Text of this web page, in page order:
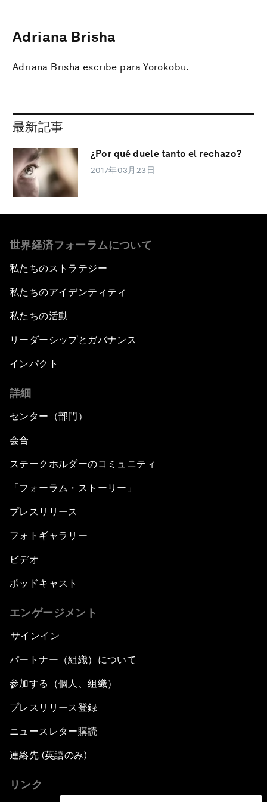
Adriana Brisha
Adriana Brisha escribe para Yorokobu.
最新記事
¿Por qué duele tanto el rechazo?
2017年03月23日
世界経済フォーラムについて
私たちのストラテジー
私たちのアイデンティティ
私たちの活動
リーダーシップとガバナンス
インパクト
詳細
センター（部門）
会合
ステークホルダーのコミュニティ
「フォーラム・ストーリー」
プレスリリース
フォトギャラリー
ビデオ
ポッドキャスト
エンゲージメント
サインイン
パートナー（組織）について
参加する（個人、組織）
プレスリリース登録
ニュースレター購読
連絡先 (英語のみ)
リンク